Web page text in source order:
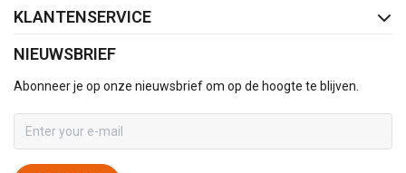
KLANTENSERVICE
NIEUWSBRIEF
Abonneer je op onze nieuwsbrief om op de hoogte te blijven.